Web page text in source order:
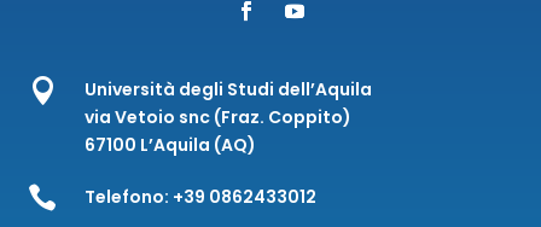

Università degli Studi dell’Aquila
via Vetoio snc (Fraz. Coppito)
67100 L’Aquila (AQ)
 Telefono: +39 0862433012